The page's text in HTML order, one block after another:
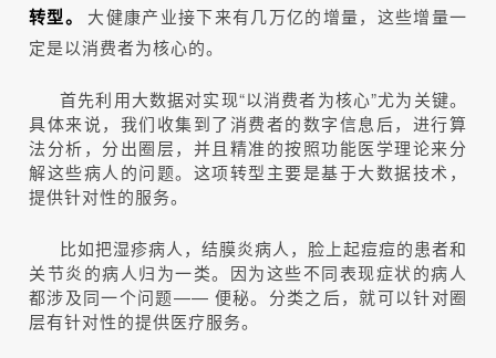
转型。
大健康产业接下来有几万亿的增量，这些增量一
定是以消费者为核心的。
首先利用大数据对实现“以消费者为核心”尤为关键。
具体来说，我们收集到了消费者的数字信息后，进行算
法分析，分出圈层，并且精准的按照功能医学理论来分
解这些病人的问题。这项转型主要是基于大数据技术，
提供针对性的服务。
比如把湿疹病人，结膜炎病人，脸上起痘痘的患者和
关节炎的病人归为一类。因为这些不同表现症状的病人
都涉及同一个问题—— 便秘。分类之后，就可以针对圈
层有针对性的提供医疗服务。